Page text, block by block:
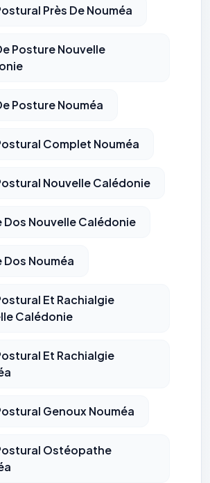
Près De Nouméa
Posture Nouvelle
Posture Nouméa
Complet Nouméa
Nouvelle Calédonie
Dos Nouvelle Calédonie
Dos Nouméa
Et Rachialgie
Calédonie
Et Rachialgie
Genoux Nouméa
Ostéopathe